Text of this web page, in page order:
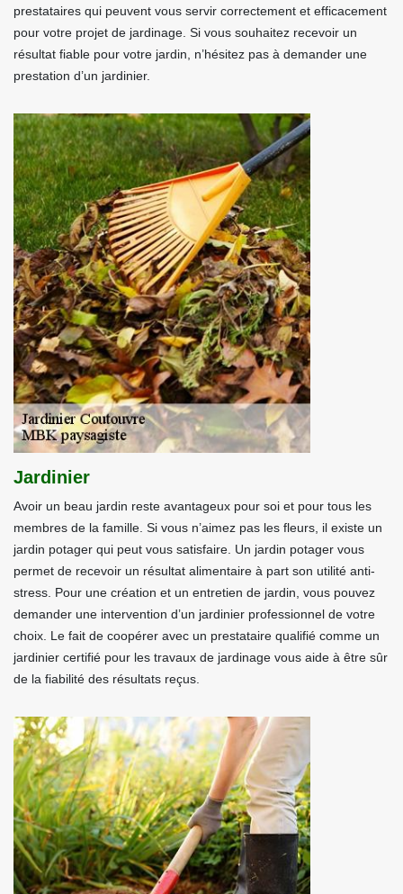
prestataires qui peuvent vous servir correctement et efficacement
pour votre projet de jardinage. Si vous souhaitez recevoir un
résultat fiable pour votre jardin, n’hésitez pas à demander une
prestation d’un jardinier.
Jardinier
Avoir un beau jardin reste avantageux pour soi et pour tous les
membres de la famille. Si vous n’aimez pas les fleurs, il existe un
jardin potager qui peut vous satisfaire. Un jardin potager vous
permet de recevoir un résultat alimentaire à part son utilité anti-
stress. Pour une création et un entretien de jardin, vous pouvez
demander une intervention d’un jardinier professionnel de votre
choix. Le fait de coopérer avec un prestataire qualifié comme un
jardinier certifié pour les travaux de jardinage vous aide à être sûr
de la fiabilité des résultats reçus.